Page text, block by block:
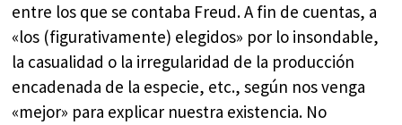
entre los que se contaba Freud. A fin de cuentas, a
«los (figurativamente) elegidos» por lo insondable,
la casualidad o la irregularidad de la producción
encadenada de la especie, etc., según nos venga
«mejor» para explicar nuestra existencia. No